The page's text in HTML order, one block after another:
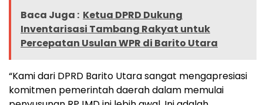
Baca Juga : Ketua DPRD Dukung
Inventarisasi Tambang Rakyat untuk
Percepatan Usulan WPR di Barito Utara
“Kami dari DPRD Barito Utara sangat mengapresiasi
komitmen pemerintah daerah dalam memulai